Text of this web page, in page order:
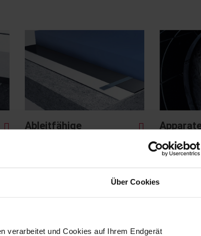
Über Cookies
verarbeitet und Cookies auf Ihrem Endgerät
Ableitfähige
aus